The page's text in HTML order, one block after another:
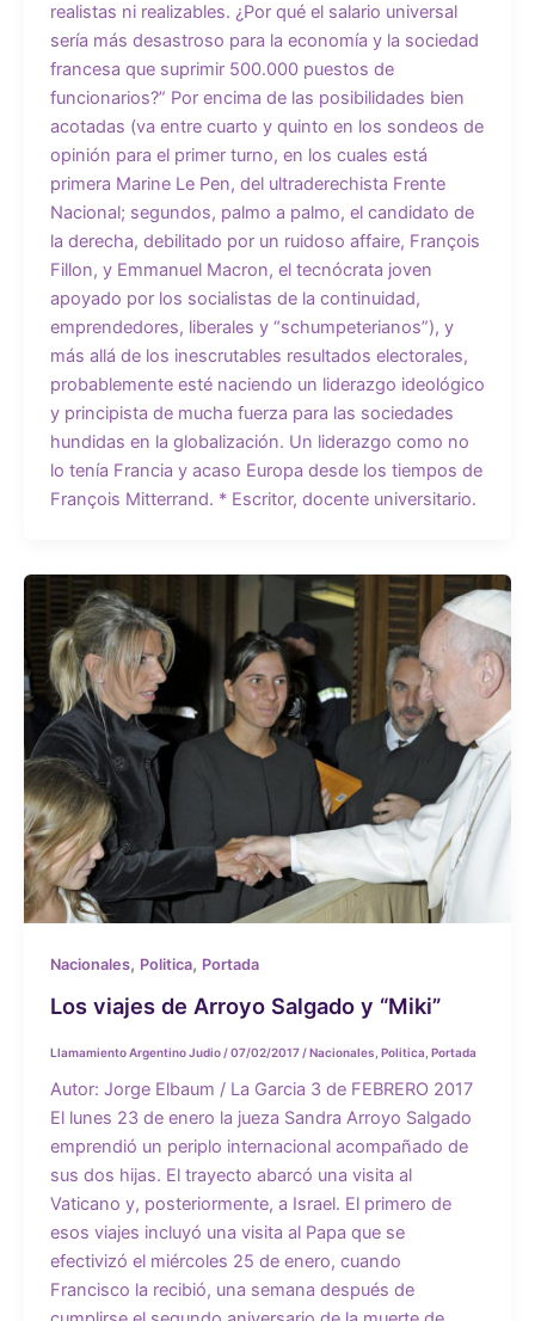
realistas ni realizables. ¿Por qué el salario universal
sería más desastroso para la economía y la sociedad
francesa que suprimir 500.000 puestos de
funcionarios?” Por encima de las posibilidades bien
acotadas (va entre cuarto y quinto en los sondeos de
opinión para el primer turno, en los cuales está
primera Marine Le Pen, del ultraderechista Frente
Nacional; segundos, palmo a palmo, el candidato de
la derecha, debilitado por un ruidoso affaire, François
Fillon, y Emmanuel Macron, el tecnócrata joven
apoyado por los socialistas de la continuidad,
emprendedores, liberales y “schumpeterianos”), y
más allá de los inescrutables resultados electorales,
probablemente esté naciendo un liderazgo ideológico
y principista de mucha fuerza para las sociedades
hundidas en la globalización. Un liderazgo como no
lo tenía Francia y acaso Europa desde los tiempos de
François Mitterrand. * Escritor, docente universitario.
Nacionales, Politica, Portada
Los viajes de Arroyo Salgado y “Miki”
Llamamiento Argentino Judio /07/02/2017 /Nacionales Politica Portada
Autor: Jorge Elbaum / La Garcia 3 de FEBRERO 2017
El lunes 23 de enero la jueza Sandra Arroyo Salgado
emprendió un periplo internacional acompañado de
sus dos hijas. El trayecto abarcó una visita al
Vaticano y, posteriormente, a Israel. El primero de
esos viajes incluyó una visita al Papa que se
efectivizó el miércoles 25 de enero, cuando
Francisco la recibió, una semana después de